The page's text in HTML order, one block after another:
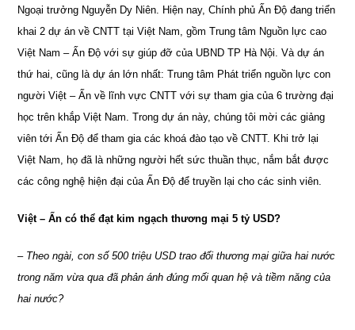
Ngoại trưởng Nguyễn Dy Niên. Hiện nay, Chính phủ Ấn Độ đang triển
khai 2 dự án về CNTT tại Việt Nam, gồm Trung tâm Nguồn lực cao
Việt Nam – Ấn Độ với sự giúp đỡ của UBND TP Hà Nội. Và dự án
thứ hai, cũng là dự án lớn nhất: Trung tâm Phát triển nguồn lực con
người Việt – Ấn về lĩnh vực CNTT với sự tham gia của 6 trường đại
học trên khắp Việt Nam. Trong dự án này, chúng tôi mời các giảng
viên tới Ấn Độ để tham gia các khoá đào tạo về CNTT. Khi trở lại
Việt Nam, họ đã là những người hết sức thuần thục, nắm bắt được
các công nghệ hiện đại của Ấn Độ để truyền lại cho các sinh viên.
Việt – Ấn có thể đạt kim ngạch thương mại 5 tỷ USD?
– Theo ngài, con số 500 triệu USD trao đổi thương mại giữa hai nước
trong năm vừa qua đã phản ánh đúng mối quan hệ và tiềm năng của
hai nước?